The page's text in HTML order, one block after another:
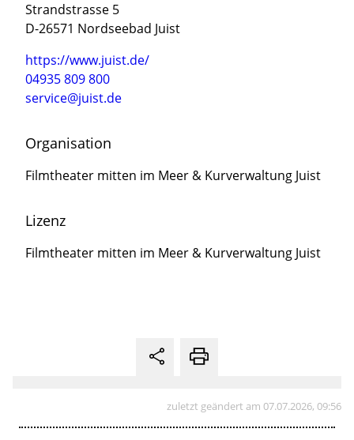
Strandstrasse 5
D-26571 Nordseebad Juist
https://www.juist.de/
04935 809 800
service@juist.de
Organisation
Filmtheater mitten im Meer & Kurverwaltung Juist
Lizenz
Filmtheater mitten im Meer & Kurverwaltung Juist
zuletzt geändert am 07.07.2026, 09:56